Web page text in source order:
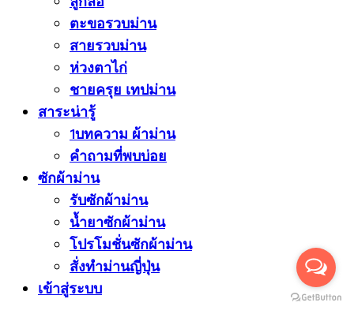
ตะขอรวบม่าน
สายรวบม่าน
ห่วงตาไก่
ชายครุย เทปม่าน
สาระน่ารู้
1บทความ ผ้าม่าน
คำถามที่พบบ่อย
ซักผ้าม่าน
รับซักผ้าม่าน
น้ำยาซักผ้าม่าน
โปรโมชั่นซักผ้าม่าน
สั่งทำม่านญี่ปุ่น
เข้าสู่ระบบ